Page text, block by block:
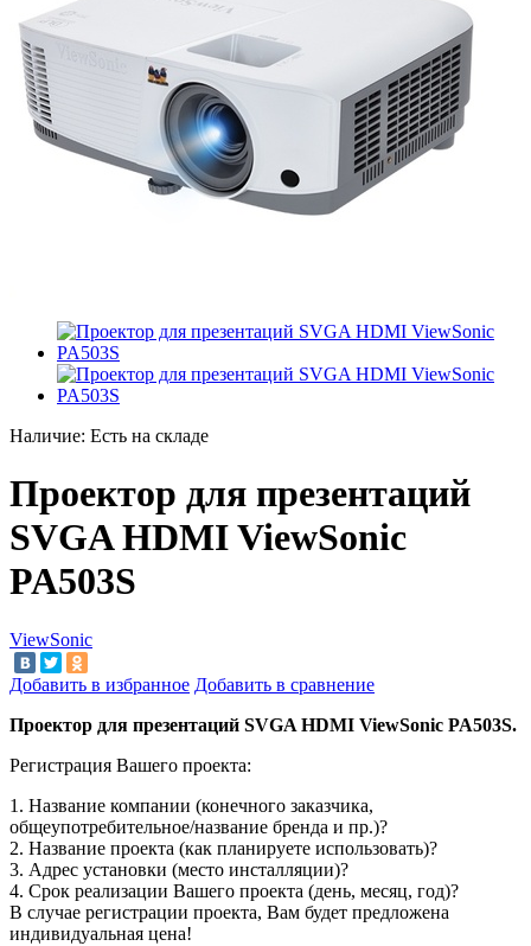
Наличие: Есть на складе
Проектор для презентаций
SVGA HDMI ViewSonic
PA503S
ViewSonic
Добавить в избранное Добавить в сравнение
Проектор для презентаций SVGA HDMI ViewSonic PA503S.
Регистрация Вашего проекта:
1. Название компании (конечного заказчика,
общеупотребительное/название бренда и пр.)?
2. Название проекта (как планируете использовать)?
3. Адрес установки (место инсталляции)?
4. Срок реализации Вашего проекта (день, месяц, год)?
В случае регистрации проекта, Вам будет предложена
индивидуальная цена!